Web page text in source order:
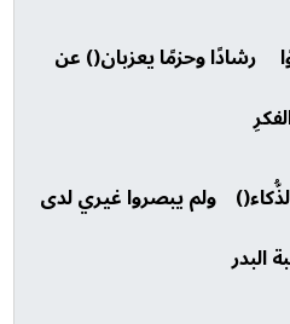
رشادًا وحزمًا يعزبان() عن
ولم يبصروا غيري لدى
البدر